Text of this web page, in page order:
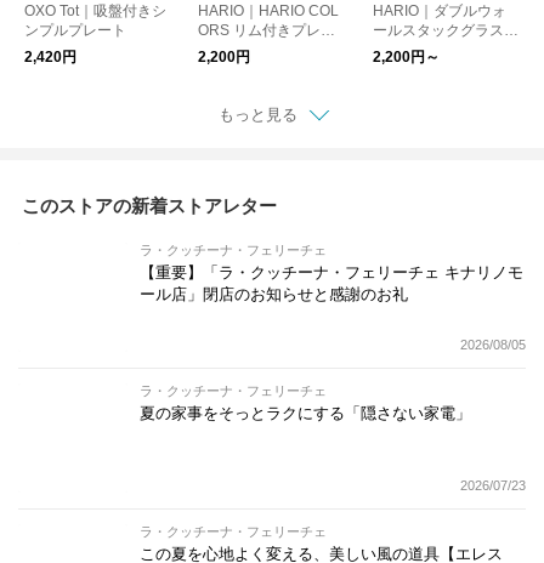
OXO Tot｜吸盤付きシ
ンプルプレート
2,420円
HARIO｜HARIO COL
ORS リム付きプレー
ト
2,200円
HARIO｜ダブルウォ
ールスタックグラス
ライン
2,200円～
もっと見る
このストアの新着ストアレター
ラ・クッチーナ・フェリーチェ
【重要】「ラ・クッチーナ・フェリーチェ キナリノモ
ール店」閉店のお知らせと感謝のお礼
2026/08/05
ラ・クッチーナ・フェリーチェ
夏の家事をそっとラクにする「隠さない家電」
2026/07/23
ラ・クッチーナ・フェリーチェ
この夏を心地よく変える、美しい風の道具【エレス